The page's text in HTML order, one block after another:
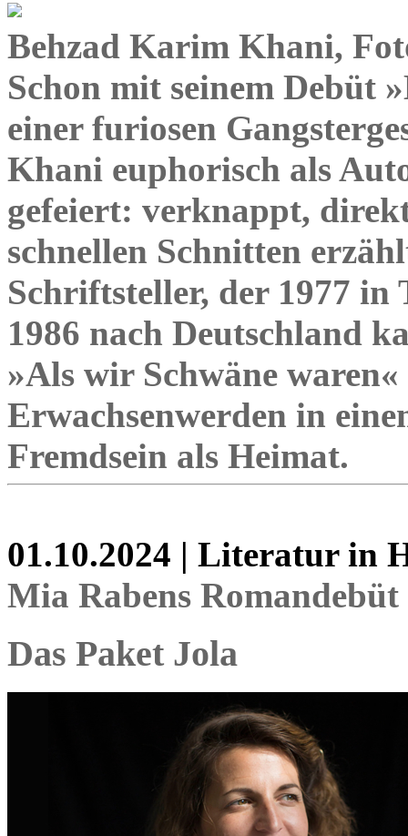
Behzad Karim Khani,
Schon mit seinem Debüt
einer furiosen
Khani euphorisch als
gefeiert: verknappt,
schnellen Schnitten
Schriftsteller, der 1977 in
1986 nach Deutschland
»Als wir Schwäne
Erwachsenwerden in
Fremdsein als Heimat.
01.10.2024 | Literatur in
Mia Rabens
Das Paket Jola